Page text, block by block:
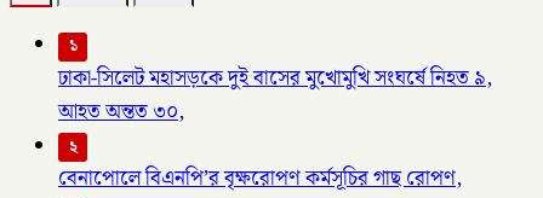
১
ঢাকা-সিলেট মহাসড়কে দুই বাসের মুখোমুখি সংঘর্ষে নিহত ৯,
আহত অন্তত ৩০,
২
বেনাপোলে বিএনপি’র বৃক্ষরোপণ কর্মসূচির গাছ রোপণ,